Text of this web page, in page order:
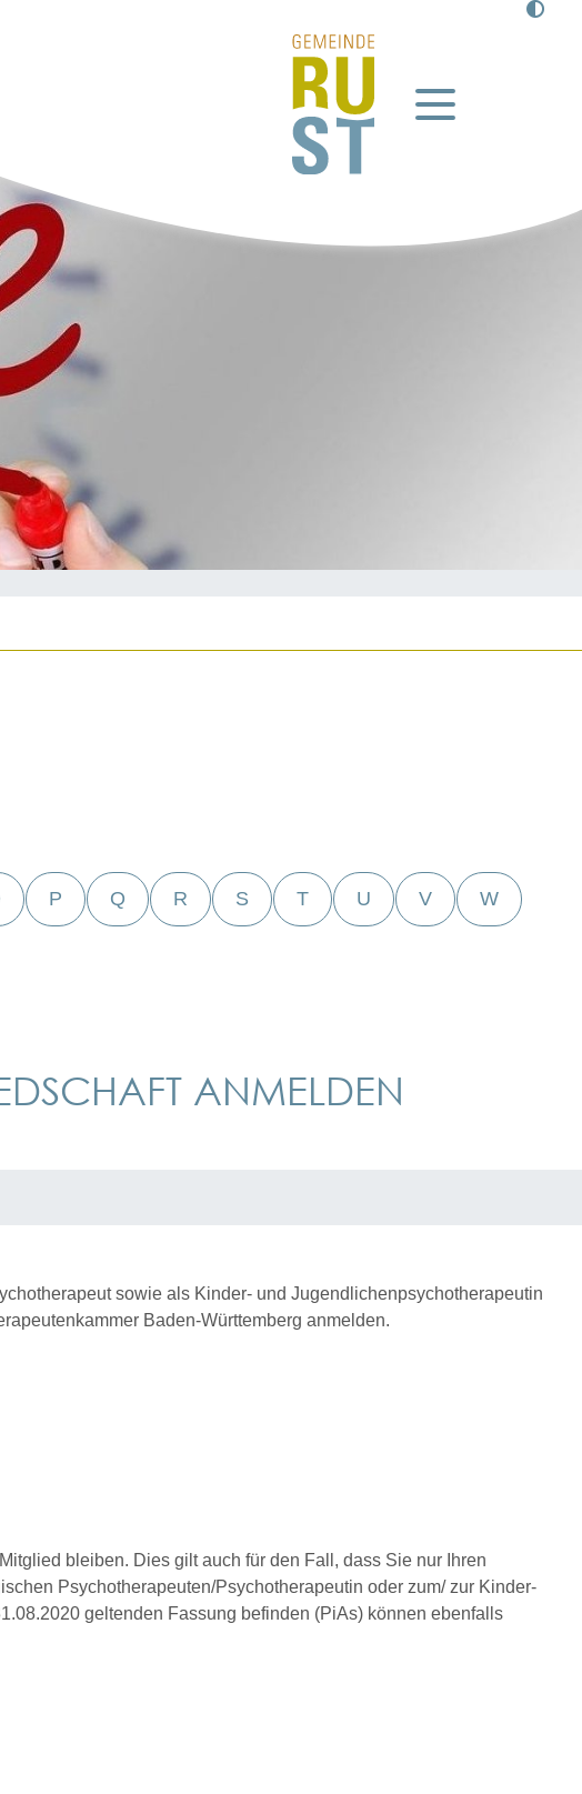
P Q R S T U V W
ANMELDEN
sowie als Kinder- und Jugendlichenpsychotherapeutin
Baden-Württemberg anmelden.
bleiben. Dies gilt auch für den Fall, dass Sie nur Ihren
Psychotherapeuten/Psychotherapeutin oder zum/ zur Kinder-
geltenden Fassung befinden (PiAs) können ebenfalls